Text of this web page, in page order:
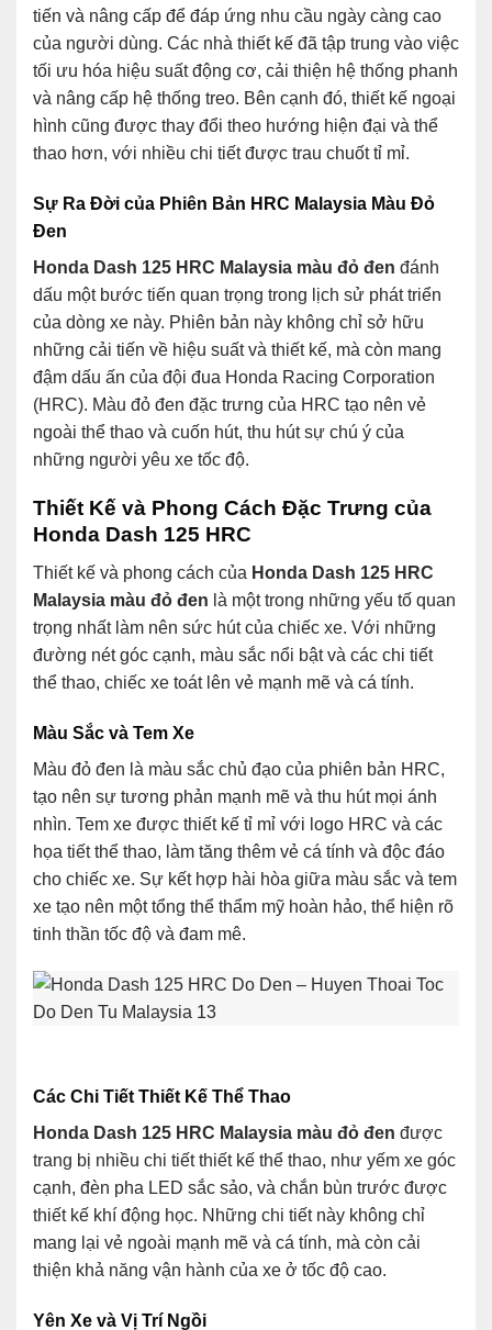
tiến và nâng cấp để đáp ứng nhu cầu ngày càng cao
của người dùng. Các nhà thiết kế đã tập trung vào việc
tối ưu hóa hiệu suất động cơ, cải thiện hệ thống phanh
và nâng cấp hệ thống treo. Bên cạnh đó, thiết kế ngoại
hình cũng được thay đổi theo hướng hiện đại và thể
thao hơn, với nhiều chi tiết được trau chuốt tỉ mỉ.
Sự Ra Đời của Phiên Bản HRC Malaysia Màu Đỏ
Đen
Honda Dash 125 HRC Malaysia màu đỏ đen đánh
dấu một bước tiến quan trọng trong lịch sử phát triển
của dòng xe này. Phiên bản này không chỉ sở hữu
những cải tiến về hiệu suất và thiết kế, mà còn mang
đậm dấu ấn của đội đua Honda Racing Corporation
(HRC). Màu đỏ đen đặc trưng của HRC tạo nên vẻ
ngoài thể thao và cuốn hút, thu hút sự chú ý của
những người yêu xe tốc độ.
Thiết Kế và Phong Cách Đặc Trưng của
Honda Dash 125 HRC
Thiết kế và phong cách của Honda Dash 125 HRC
Malaysia màu đỏ đen là một trong những yếu tố quan
trọng nhất làm nên sức hút của chiếc xe. Với những
đường nét góc cạnh, màu sắc nổi bật và các chi tiết
thể thao, chiếc xe toát lên vẻ mạnh mẽ và cá tính.
Màu Sắc và Tem Xe
Màu đỏ đen là màu sắc chủ đạo của phiên bản HRC,
tạo nên sự tương phản mạnh mẽ và thu hút mọi ánh
nhìn. Tem xe được thiết kế tỉ mỉ với logo HRC và các
họa tiết thể thao, làm tăng thêm vẻ cá tính và độc đáo
cho chiếc xe. Sự kết hợp hài hòa giữa màu sắc và tem
xe tạo nên một tổng thể thẩm mỹ hoàn hảo, thể hiện rõ
tinh thần tốc độ và đam mê.
Các Chi Tiết Thiết Kế Thể Thao
Honda Dash 125 HRC Malaysia màu đỏ đen được
trang bị nhiều chi tiết thiết kế thể thao, như yếm xe góc
cạnh, đèn pha LED sắc sảo, và chắn bùn trước được
thiết kế khí động học. Những chi tiết này không chỉ
mang lại vẻ ngoài mạnh mẽ và cá tính, mà còn cải
thiện khả năng vận hành của xe ở tốc độ cao.
Yên Xe và Vị Trí Ngồi